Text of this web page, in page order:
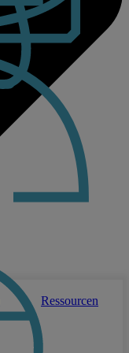
Ressourcen